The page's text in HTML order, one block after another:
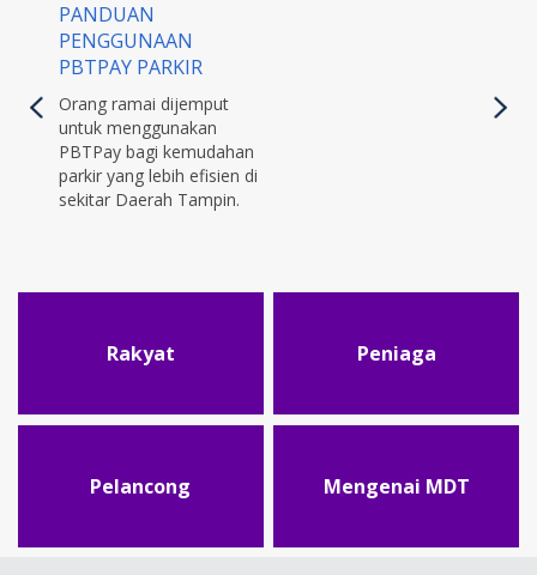
PANDUAN
PENGGUNAAN
PBTPAY PARKIR
Orang ramai dijemput
untuk menggunakan
PBTPay bagi kemudahan
parkir yang lebih efisien di
sekitar Daerah Tampin.
Rakyat Peniaga
Pelancong Mengenai MDT